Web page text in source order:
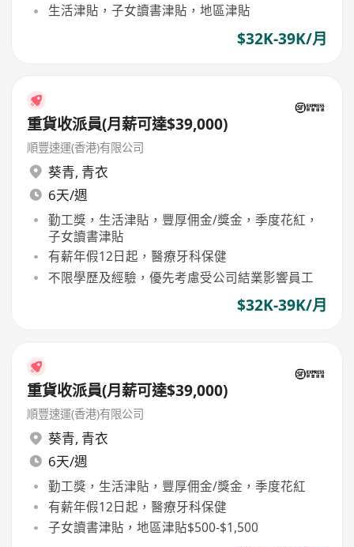
生活津貼，子女讀書津貼，地區津貼
$32K-39K/月
重貨收派員(月薪可達$39,000)
順豐速運(香港)有限公司
葵青, 青衣
6天/週
勤工獎，生活津貼，豐厚佣金/獎金，季度花紅，
子女讀書津貼
有薪年假12日起，醫療牙科保健
不限學歷及經驗，優先考慮受公司結業影響員工
$32K-39K/月
重貨收派員(月薪可達$39,000)
順豐速運(香港)有限公司
葵青, 青衣
6天/週
勤工獎，生活津貼，豐厚佣金/獎金，季度花紅
有薪年假12日起，醫療牙科保健
子女讀書津貼，地區津貼$500-$1,500